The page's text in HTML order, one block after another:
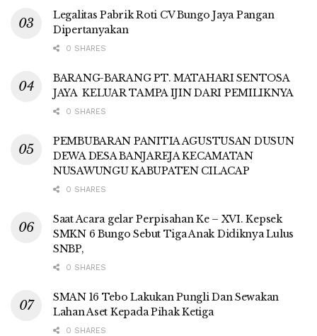
Legalitas Pabrik Roti CV Bungo Jaya Pangan
Dipertanyakan
0 SHARES
BARANG-BARANG PT. MATAHARI SENTOSA
JAYA KELUAR TAMPA IJIN DARI PEMILIKNYA
0 SHARES
PEMBUBARAN PANITIA AGUSTUSAN DUSUN
DEWA DESA BANJAREJA KECAMATAN
NUSAWUNGU KABUPATEN CILACAP
0 SHARES
Saat Acara gelar Perpisahan Ke – XVI. Kepsek
SMKN 6 Bungo Sebut Tiga Anak Didiknya Lulus
SNBP,
0 SHARES
SMAN 16 Tebo Lakukan Pungli Dan Sewakan
Lahan Aset Kepada Pihak Ketiga
0 SHARES